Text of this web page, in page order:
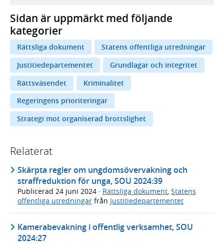
Sidan är uppmärkt med följande
kategorier
Rättsliga dokument
Statens offentliga utredningar
Justitiedepartementet
Grundlagar och integritet
Rättsväsendet
Kriminalitet
Regeringens prioriteringar
Strategi mot organiserad brottslighet
Relaterat
Skärpta regler om ungdomsövervakning och
straffreduktion för unga, SOU 2024:39
Publicerad 24 juni 2024 · Rättsliga dokument, Statens
offentliga utredningar från Justitiedepartementet
Kamerabevakning i offentlig verksamhet, SOU
2024:27